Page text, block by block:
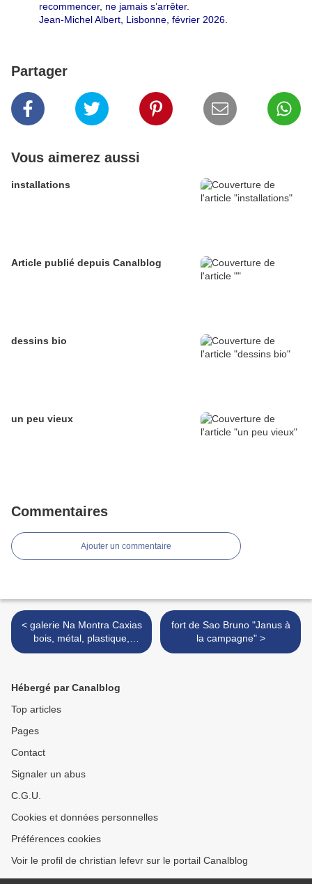
recommencer, ne jamais s’arrêter.
Jean-Michel Albert, Lisbonne, février 2026.
Partager
Vous aimerez aussi
installations
Article publié depuis Canalblog
dessins bio
un peu vieux
Commentaires
Ajouter un commentaire
< galerie Na Montra Caxias
bois, métal, plastique,
céramique 500/250/150
fort de Sao Bruno "Janus à
la campagne" >
Hébergé par Canalblog
Top articles
Pages
Contact
Signaler un abus
C.G.U.
Cookies et données personnelles
Préférences cookies
Voir le profil de christian lefevr sur le portail Canalblog